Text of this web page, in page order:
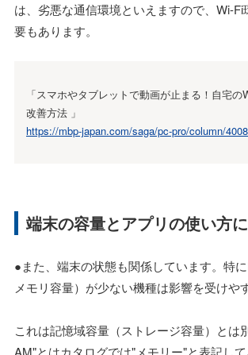
は、劣悪な通信環境といえますので、Wi-
要もあります。
「スマホやタブレットで動画が止まる！自宅の
改善方法 」
https://mbp-japan.com/saga/pc-pro/column/
端末の容量とアプリの使い方
●また、端末の状態も関係しています。特
メモリ容量）が少ない機種は影響を受けや
これは記憶域容量（ストレージ容量）とは